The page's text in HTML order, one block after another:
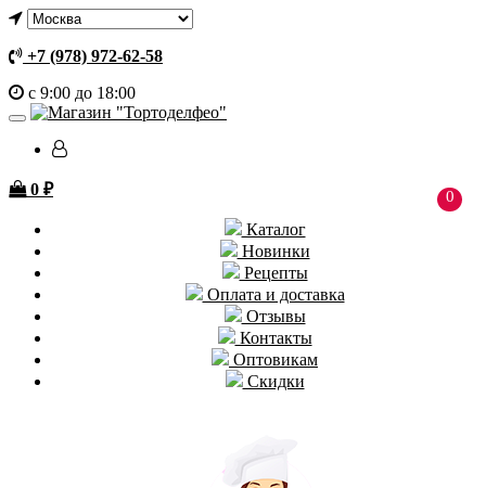
+7 (978) 972-62-58
с 9:00 до 18:00
0
0 ₽
Каталог
Новинки
Рецепты
Оплата и доставка
Отзывы
Контакты
Оптовикам
Скидки